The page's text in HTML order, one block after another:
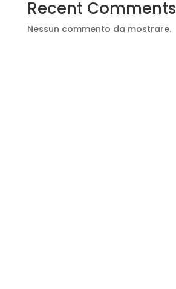
Recent Comments
Nessun commento da mostrare.